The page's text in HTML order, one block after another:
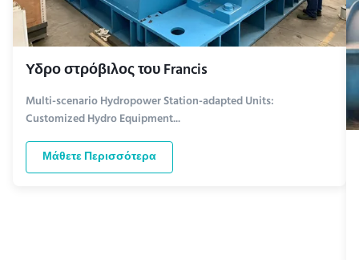
Υδρο στρόβιλος του Francis
Multi-scenario Hydropower Station-adapted Units:
Customized Hydro Equipment...
Μάθετε Περισσότερα